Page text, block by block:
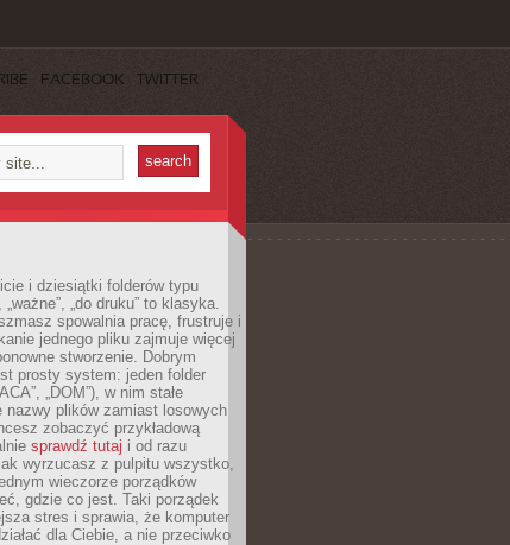
FACEBOOK TWITTER
i dziesiątki folderów typu
„ważne”, „do druku” to klasyka.
spowalnia pracę, frustruje i
jednego pliku zajmuje więcej
stworzenie. Dobrym
prosty system: jeden folder
„DOM”), w nim stałe
nazwy plików zamiast losowych
zobaczyć przykładową
sprawdź tutaj i od razu
wyrzucasz z pulpitu wszystko,
wieczorze porządków
gdzie co jest. Taki porządek
stres i sprawia, że komputer
dla Ciebie, a nie przeciwko